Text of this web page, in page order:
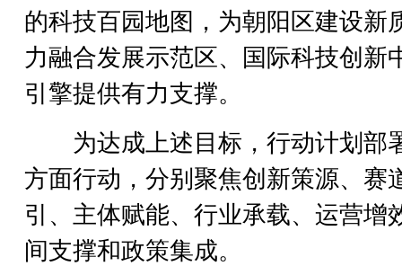
的科技百园地图，为朝阳区建设新
力融合发展示范区、国际科技创新
引擎提供有力支撑。
为达成上述目标，行动计划部
方面行动，分别聚焦创新策源、赛
引、主体赋能、行业承载、运营增
间支撑和政策集成。